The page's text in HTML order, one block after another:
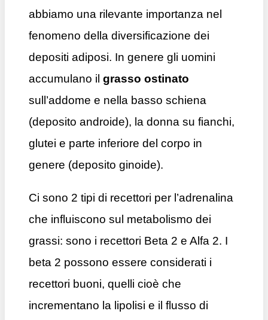
abbiamo una rilevante importanza nel
fenomeno della diversificazione dei
depositi adiposi. In genere gli uomini
accumulano il grasso ostinato
sull’addome e nella basso schiena
(deposito androide), la donna su fianchi,
glutei e parte inferiore del corpo in
genere (deposito ginoide).
Ci sono 2 tipi di recettori per l’adrenalina
che influiscono sul metabolismo dei
grassi: sono i recettori Beta 2 e Alfa 2. I
beta 2 possono essere considerati i
recettori buoni, quelli cioè che
incrementano la lipolisi e il flusso di